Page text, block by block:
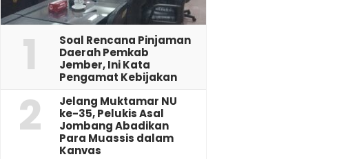
1
‎Soal Rencana Pinjaman
Daerah Pemkab
Jember, Ini Kata
Pengamat Kebijakan ‎
2
Jelang Muktamar NU
ke-35, Pelukis Asal
Jombang Abadikan
Para Muassis dalam
Kanvas